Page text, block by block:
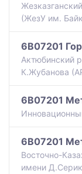
(ЖезУ им.
6B07201
Актюбинский
К.Жубанова
6B07201
6B07201
Восточно-
имени